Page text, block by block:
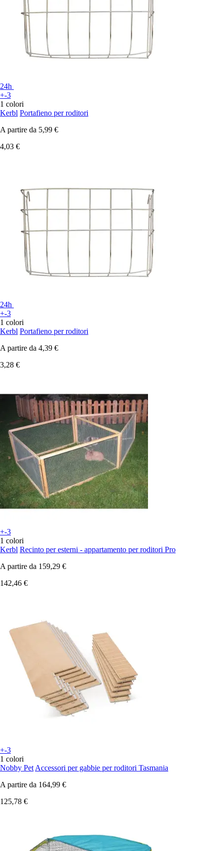
24h
+-3
1 colori
Kerbl Portafieno per roditori
A partire da 5,99 €
4,03 €
24h
+-3
1 colori
Kerbl Portafieno per roditori
A partire da 4,39 €
3,28 €
+-3
1 colori
Kerbl Recinto per esterni - appartamento per roditori Pro
A partire da 159,29 €
142,46 €
+-3
1 colori
Nobby Pet Accessori per gabbie per roditori Tasmania
A partire da 164,99 €
125,78 €